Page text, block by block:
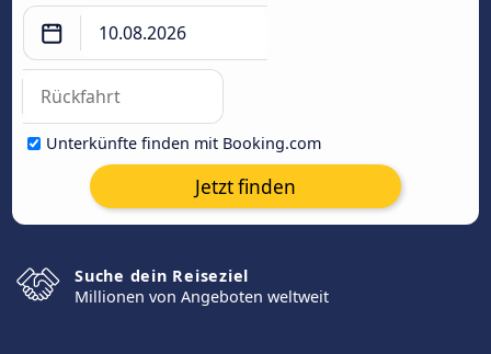
Unterkünfte finden mit Booking.com
Jetzt finden
Suche dein Reiseziel
Millionen von Angeboten weltweit